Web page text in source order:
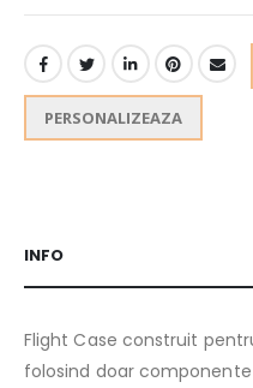
PERSONALIZEAZA
INFO
Flight Case construit
folosind doar